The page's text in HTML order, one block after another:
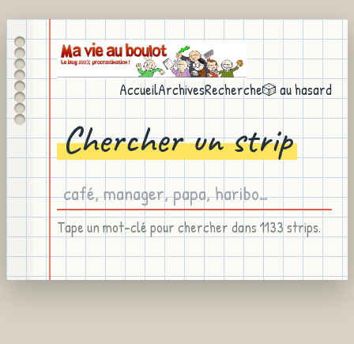
AccueilArchivesRecherche🎲 au hasard
Chercher un strip
Tape un mot-clé pour chercher dans 1133 strips.